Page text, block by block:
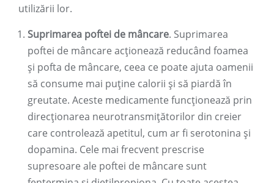
utilizării lor.
Suprimarea poftei de mâncare. Suprimarea
poftei de mâncare acționează reducând foamea
și pofta de mâncare, ceea ce poate ajuta oamenii
să consume mai puține calorii și să piardă în
greutate. Aceste medicamente funcționează prin
direcționarea neurotransmițătorilor din creier
care controlează apetitul, cum ar fi serotonina și
dopamina. Cele mai frecvent prescrise
supresoare ale poftei de mâncare sunt